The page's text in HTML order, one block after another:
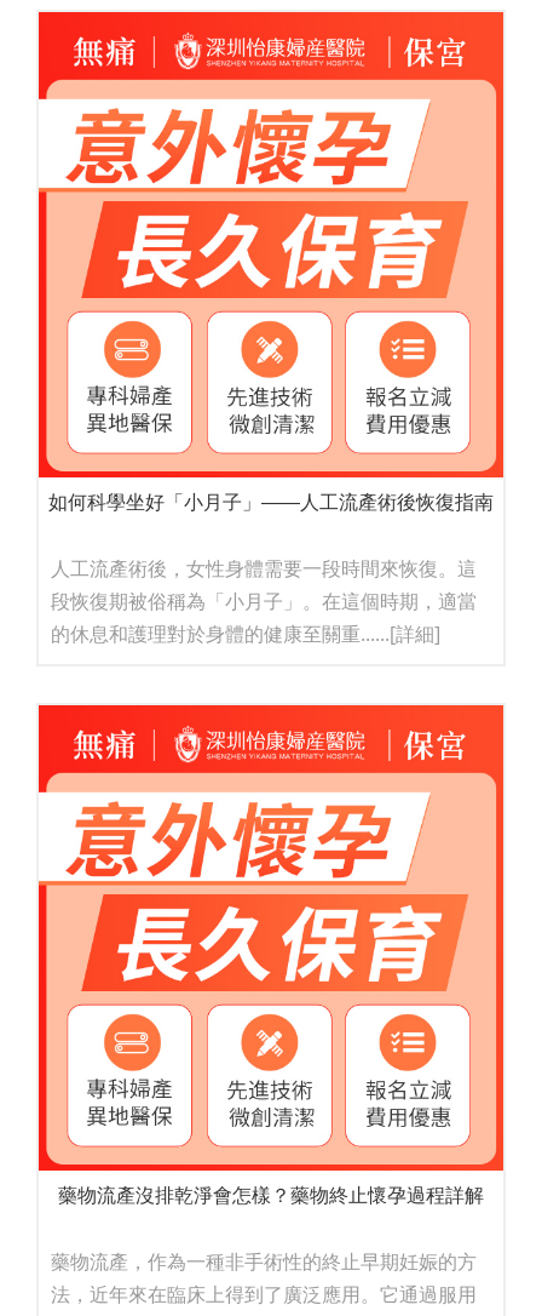
如何科學坐好「小月子」——人工流產術後恢復指南
人工流產術後，女性身體需要一段時間來恢復。這
段恢復期被俗稱為「小月子」。在這個時期，適當
的休息和護理對於身體的健康至關重......[詳細]
藥物流產沒排乾淨會怎樣？藥物終止懷孕過程詳解
藥物流產，作為一種非手術性的終止早期妊娠的方
法，近年來在臨床上得到了廣泛應用。它通過服用